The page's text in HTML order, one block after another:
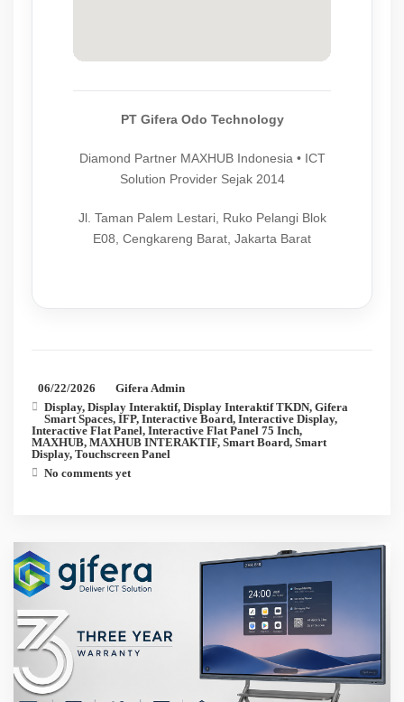
PT Gifera Odo Technology
Diamond Partner MAXHUB Indonesia • ICT
Solution Provider Sejak 2014
Jl. Taman Palem Lestari, Ruko Pelangi Blok
E08, Cengkareng Barat, Jakarta Barat
06/22/2026
Gifera Admin
Display, Display Interaktif, Display Interaktif TKDN, Gifera
Smart Spaces, IFP, Interactive Board, Interactive Display,
Interactive Flat Panel, Interactive Flat Panel 75 Inch,
MAXHUB, MAXHUB INTERAKTIF, Smart Board, Smart
Display, Touchscreen Panel
No comments yet